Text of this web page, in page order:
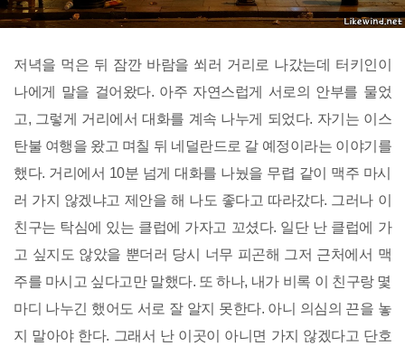
저녁을 먹은 뒤 잠깐 바람을 쐬러 거리로 나갔는데 터키인이
나에게 말을 걸어왔다. 아주 자연스럽게 서로의 안부를 물었
고, 그렇게 거리에서 대화를 계속 나누게 되었다. 자기는 이스
탄불 여행을 왔고 며칠 뒤 네덜란드로 갈 예정이라는 이야기를
했다. 거리에서 10분 넘게 대화를 나눴을 무렵 같이 맥주 마시
러 가지 않겠냐고 제안을 해 나도 좋다고 따라갔다. 그러나 이
친구는 탁심에 있는 클럽에 가자고 꼬셨다. 일단 난 클럽에 가
고 싶지도 않았을 뿐더러 당시 너무 피곤해 그저 근처에서 맥
주를 마시고 싶다고만 말했다. 또 하나, 내가 비록 이 친구랑 몇
마디 나누긴 했어도 서로 잘 알지 못한다. 아니 의심의 끈을 놓
지 말아야 한다. 그래서 난 이곳이 아니면 가지 않겠다고 단호